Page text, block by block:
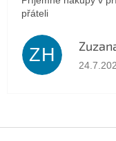
přáteli
ZH Az